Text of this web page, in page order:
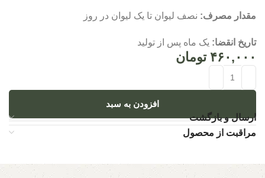
مقدار مصرف: نصف لیوان تا یک لیوان در روز
تاریخ انقضا: یک ماه پس از تولید
۴۶۰,۰۰۰ تومان
افزودن به سبد
ارسال و بازگشت
مراقبت از محصول